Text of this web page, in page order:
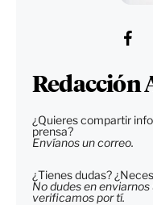
Redacción
¿Quieres compartir
prensa?
Envíanos un correo.
¿Tienes dudas?
No dudes en
verificamos por tí.